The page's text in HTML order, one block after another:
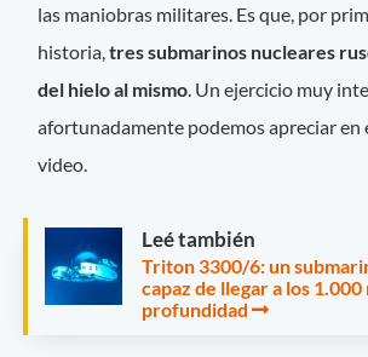
las maniobras militares. Es que, por
historia,tres submarinos nucleares
del hielo al mismo . Un ejercicio muy
afortunadamente podemos apreciar en
video.
Leé también
Triton 3300/6: un
capaz de llegar a los
profundidad